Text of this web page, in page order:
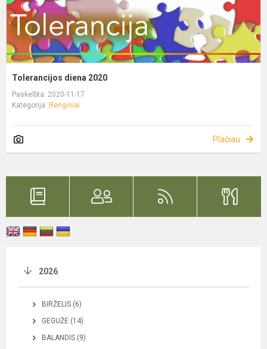
Tolerancijos diena 2020
Paskelbta: 2020-11-17
Kategorija: Renginiai
Plačiau
2026
BIRŽELIS (6)
GEGUŽĖ (14)
BALANDIS (9)